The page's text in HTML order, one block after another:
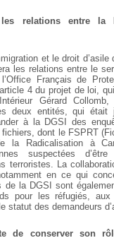
relations entre la
et le droit
les relations entre le
Français de
4 du projet de loi,
Gérard
deux entités, qui était
à la DGSI des
dont le FSPRT
la Radicalisation à
suspectées
terroristes. La
en ce qui
de la DGSI sont
pour les réfugiés,
statut des demandeurs
de conserver son